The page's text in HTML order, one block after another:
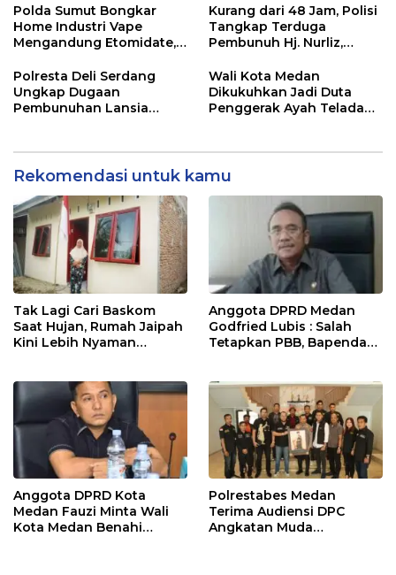
2026, 906 Tersangka
Diamankan
Polda Sumut Bongkar
Home Industri Vape
Mengandung Etomidate,
Dipasok dari Kamboja
Kurang dari 48 Jam, Polisi
Tangkap Terduga
Pembunuh Hj. Nurliz,
Apresiasi
Polresta Deli Serdang
Ungkap Dugaan
Pembunuhan Lansia
Ditangkap
Wali Kota Medan
Dikukuhkan Jadi Duta
Penggerak Ayah Teladan,
Keluarga
Rekomendasi untuk kamu
Tak Lagi Cari Baskom
Saat Hujan, Rumah Jaipah
Kini Lebih Nyaman
Anggota DPRD Medan
Godfried Lubis : Salah
Tetapkan PBB, Bapenda
Pajak
Anggota DPRD Kota
Medan Fauzi Minta Wali
Kota Medan Benahi
Polrestabes Medan
Terima Audiensi DPC
Angkatan Muda